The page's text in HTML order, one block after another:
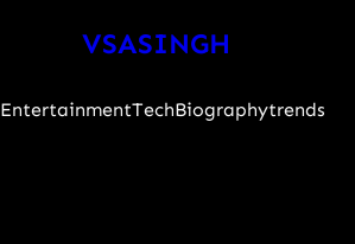
VSASINGH
EntertainmentTechBiographytrends